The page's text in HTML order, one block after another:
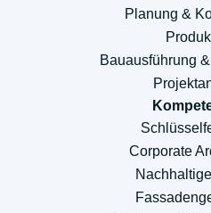
Planung &
Bauausführung
Corporate